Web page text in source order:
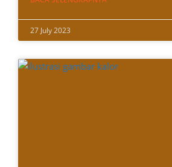
27 July 2023